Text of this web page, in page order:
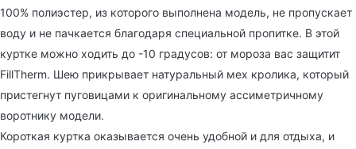
100% полиэстер, из которого выполнена модель, не пропускает
воду и не пачкается благодаря специальной пропитке. В этой
куртке можно ходить до -10 градусов: от мороза вас защитит
FillTherm. Шею прикрывает натуральный мех кролика, который
пристегнут пуговицами к оригинальному ассиметричному
воротнику модели.
Короткая куртка оказывается очень удобной и для отдыха, и